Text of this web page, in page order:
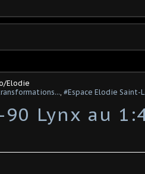
Elodie
, #Espace Elodie Saint-
90 Lynx au